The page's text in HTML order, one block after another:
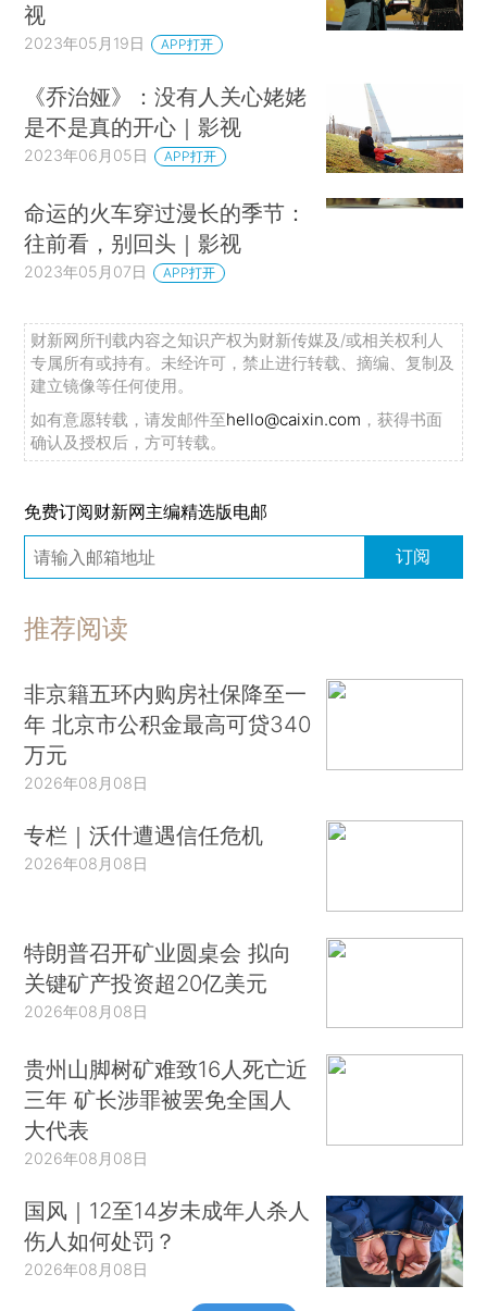
视
2023年05月19日 APP打开
《乔治娅》：没有人关心姥姥
是不是真的开心｜影视
2023年06月05日 APP打开
命运的火车穿过漫长的季节：
往前看，别回头｜影视
2023年05月07日 APP打开
财新网所刊载内容之知识产权为财新传媒及/或相关权利人
专属所有或持有。未经许可，禁止进行转载、摘编、复制及
建立镜像等任何使用。
如有意愿转载，请发邮件至hello@caixin.com ，获得书面
确认及授权后，方可转载。
免费订阅财新网主编精选版电邮
订阅
推荐阅读
非京籍五环内购房社保降至一
年 北京市公积金最高可贷340
万元
2026年08月08日
专栏｜沃什遭遇信任危机
2026年08月08日
特朗普召开矿业圆桌会 拟向
关键矿产投资超20亿美元
2026年08月08日
贵州山脚树矿难致16人死亡近
三年 矿长涉罪被罢免全国人
大代表
2026年08月08日
国风｜12至14岁未成年人杀人
伤人如何处罚？
2026年08月08日